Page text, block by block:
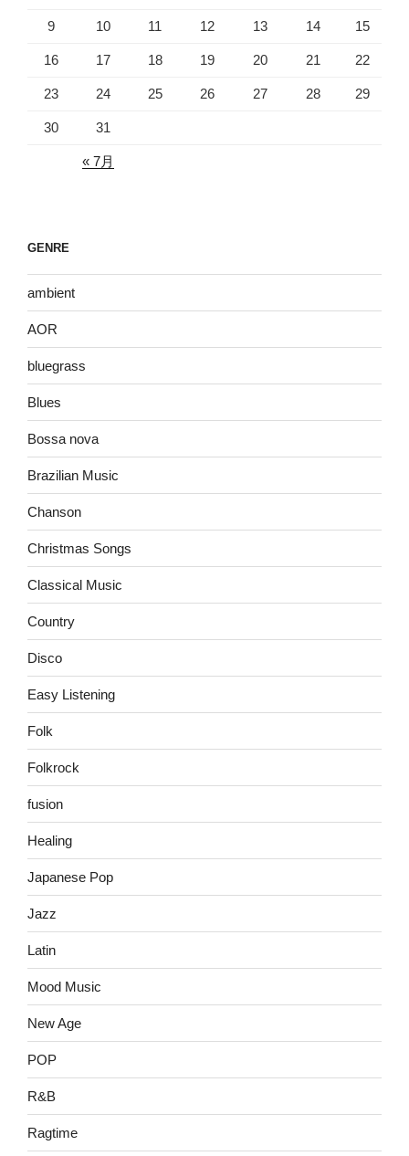
9 10 11 12 13 14 15
16 17 18 19 20 21 22
23 24 25 26 27 28 29
30 31
« 7月
GENRE
ambient
AOR
bluegrass
Blues
Bossa nova
Brazilian Music
Chanson
Christmas Songs
Classical Music
Country
Disco
Easy Listening
Folk
Folkrock
fusion
Healing
Japanese Pop
Jazz
Latin
Mood Music
New Age
POP
R&B
Ragtime